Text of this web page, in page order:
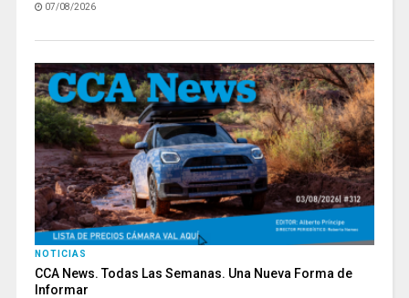
07/08/2026
NOTICIAS
CCA News. Todas Las Semanas. Una Nueva Forma de
Informar